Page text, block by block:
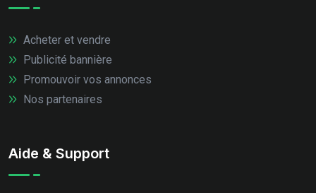
Acheter et vendre
Publicité bannière
Promouvoir vos annonces
Nos partenaires
Aide & Support